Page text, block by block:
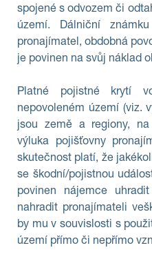
spojené s odvozem či
území. Dálniční
pronajímatel, obdobná
je povinen na svůj náklad
Platné pojistné krytí
nepovoleném území (viz.
jsou země a regiony,
výluka pojišťovny
skutečnost platí, že
se škodní/pojistnou
povinen nájemce
nahradit pronajímateli
by mu v souvislosti s
území přímo či nepřímo